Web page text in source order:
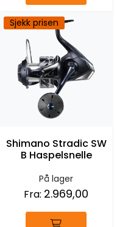
Sjekk prisen
Shimano Stradic SW
B Haspelsnelle
På lager
Fra: 2.969,00